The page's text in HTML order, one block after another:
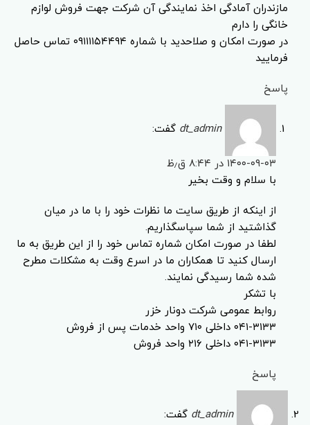
مازندران آمادگی اخذ نمایندگی آن شرکت جهت فروش لوازم
خانگی را دارم
در صورت امکان و صلاحدید با شماره ۰۹۱۱۱۱۵۴۴۹۴ تماس حاصل
فرمایید
پاسخ
dt_admin گفت:
۱۴۰۰-۰۹-۰۳ در ۸:۴۴ ق٫ظ
با سلام و وقت بخیر
از اینکه از طریق سایت ما نظرات خود را با ما در میان
گذاشتید از شما سپاسگذاریم.
لطفا در صورت امکان شماره تماس خود را از این طریق به ما
ارسال کنید تا همکاران ما در اسرع وقت به مشکلات مطرح
شده شما رسیدگی نمایند.
با تشکر
روابط عمومی شرکت دونار خزر
۰۴۱-۳۱۳۳ داخلی ۷۱۰ واحد خدمات پس از فروش
۰۴۱-۳۱۳۳ داخلی ۲۱۶ واحد فروش
پاسخ
dt_admin گفت: